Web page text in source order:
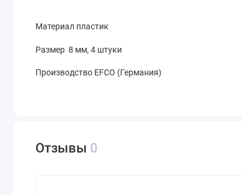
Материал пластик
Размер 8 мм, 4 штуки
Производство EFCO (Германия)
Отзывы 0